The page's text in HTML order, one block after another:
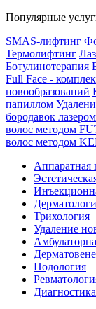
Популярные
SMAS-лифтинг
Термолифтинг
Ботулинотерапия
Full Face -
новообразований
папиллом
бородавок лазером
волос методом
волос методом
Аппаратная
Трихология
Удаление
Подология
Диагностика